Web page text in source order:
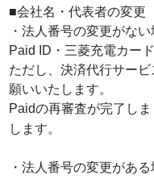
■会社名・代表者の変更
・法人番号の変更がない
Paid ID・三菱充電カー
ただし、決済代行サー
願いいたします。
Paidの再審査が完了し
します。
・法人番号の変更がある